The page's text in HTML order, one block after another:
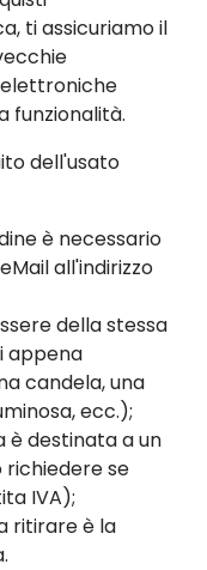
ti assicuriamo il
funzionalità.
dell'usato
è necessario
all'indirizzo
della stessa
appena
candela, una
ecc.);
è destinata a un
richiedere se
IVA);
ritirare è la